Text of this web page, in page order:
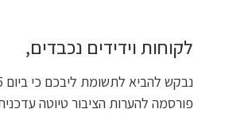
לקוחות וידידים נכבדים,
פורסמה להערות הציבור טיוטה